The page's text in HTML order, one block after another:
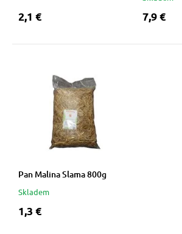
2,1 € 7,9 €
Pan Malina Slama 800g
Skladem
1,3 €